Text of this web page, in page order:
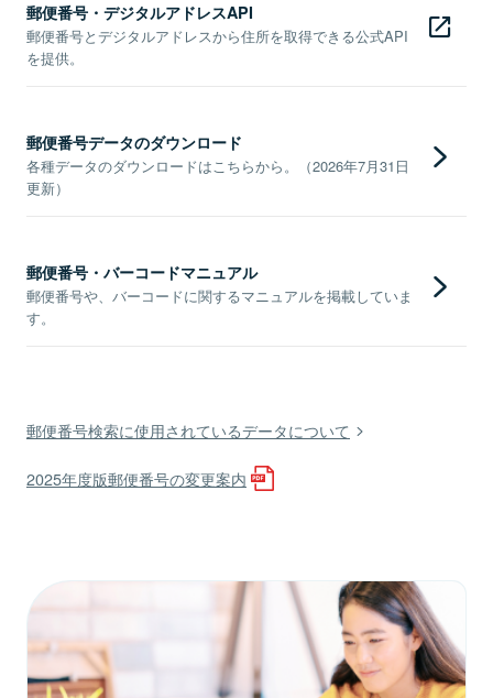
郵便番号・デジタルアドレスAPI
郵便番号とデジタルアドレスから住所を取得できる公式API
を提供。
郵便番号データのダウンロード
各種データのダウンロードはこちらから。（2026年7月31日
更新）
郵便番号・バーコードマニュアル
郵便番号や、バーコードに関するマニュアルを掲載していま
す。
郵便番号検索に使用されているデータについて
2025年度版郵便番号の変更案内